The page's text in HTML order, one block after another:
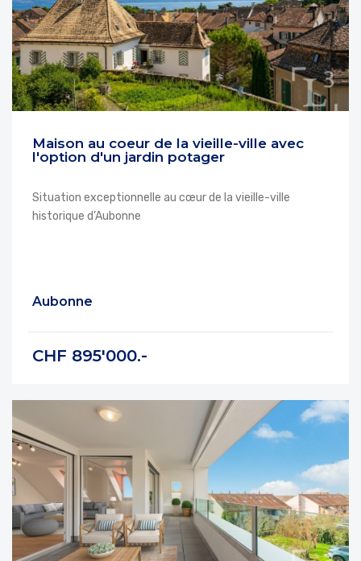
Maison au coeur de la vieille-ville avec
l'option d'un jardin potager
Situation exceptionnelle au cœur de la vieille-ville
historique d’Aubonne
Aubonne
CHF 895'000.-